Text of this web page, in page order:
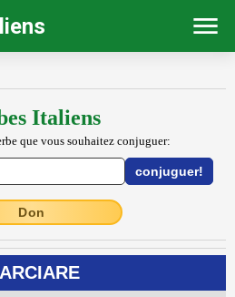
Italiens
que vous souhaitez conjuguer:
Don